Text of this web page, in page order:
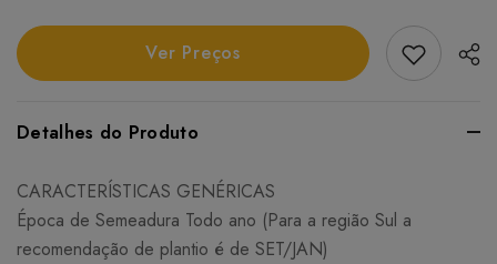
Ver Preços Add
Detalhes do Produto
CARACTERÍSTICAS GENÉRICAS
Época de Semeadura Todo ano (Para a região Sul a
recomendação de plantio é de SET/JAN)